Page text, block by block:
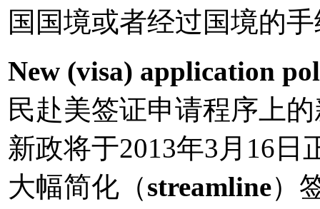
国国境或者经过国境的
New (visa) application
民赴美签证申请程序上
新政将于2013年3月16日
大幅简化（streamline）